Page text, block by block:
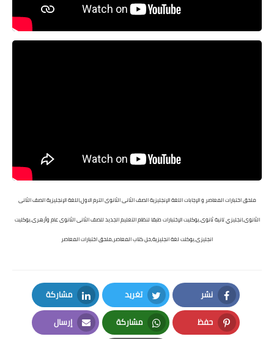
ملحق اختبارات المعاصر و الإجابات اللغة الإنجليزية الصف الثانى الثانوى الترم الاول,اللغة الإنجليزية الصف الثانى
الثانوى,انجليزي تانية ثانوى,بوكليت الإختبارات طبقا لنظام التعليم الجديد للصف الثانى الثانوى عام وأزهرى,بوكليت
انجليزى,بوكلت لغة انجليزية,حل كتاب المعاصر,ملحق اختبارات المعاصر
نشر
Facebook
تغريد
Twitter
مشاركة
LinkedIn
حفظ مشاركة إرسال